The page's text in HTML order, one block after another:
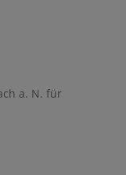
a. N. für